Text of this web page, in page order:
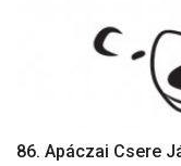
86. Apáczai Csere